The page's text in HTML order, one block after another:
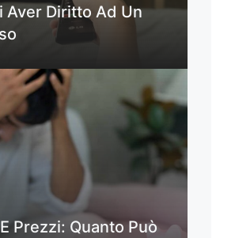
Aver Diritto Ad Un
Prezzi: Quanto Può